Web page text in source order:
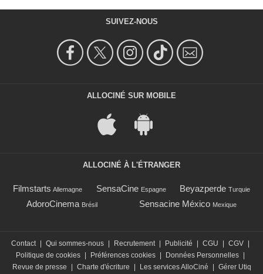
SUIVEZ-NOUS
ALLOCINÉ SUR MOBILE
ALLOCINÉ À L'ÉTRANGER
Filmstarts Allemagne SensaCine Espagne Beyazperde Turquie
AdoroCinema Brésil Sensacine México Mexique
Contact Qui sommes-nous Recrutement Publicité CGU CGV
Politique de cookies
Préférences cookies Données Personnelles
Revue de presse
Charte d'écriture Les services AlloCiné Gérer Utiq